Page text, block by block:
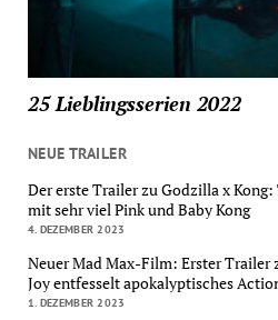
25 Lieblingsserien 2022
NEUE TRAILER
Der erste Trailer zu Godzilla x
mit sehr viel Pink und Baby Kong
4. DEZEMBER 2023
Neuer Mad Max-Film: Erster Trailer
Joy entfesselt apokalyptisches
1. DEZEMBER 2023